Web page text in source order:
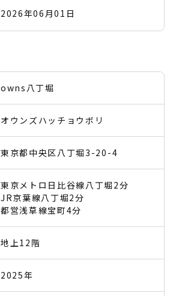
2026年06月01日
owns八丁堀
オウンズハッチョウボリ
東京都中央区八丁堀3-20-4
東京メトロ日比谷線八丁堀2分
JR京葉線八丁堀2分
都営浅草線宝町4分
地上12階
2025年